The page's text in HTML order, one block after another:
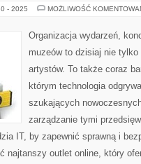
- 2025 MOŻLIWOŚĆ
Organizacja wydarzeń,
muzeów to dzisiaj nie
artystów. To także coraz
którym technologia
szukających
zarządzanie tymi
IT, by zapewnić sprawną i
najtanszy outlet online, który